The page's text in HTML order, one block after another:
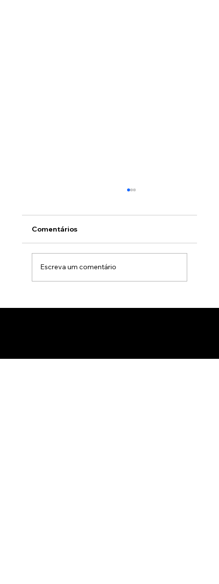
Comentários
Escreva um comentário